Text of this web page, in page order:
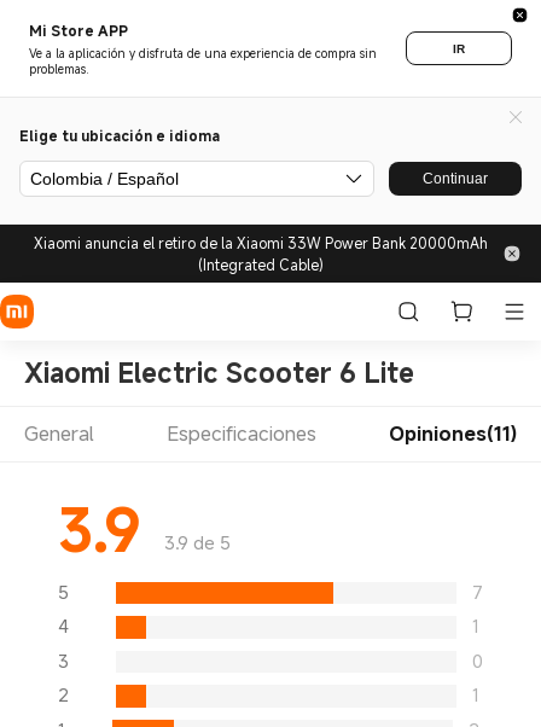
Mi Store APP
Ve a la aplicación y disfruta de una experiencia de compra sin
problemas.
IR
Elige tu ubicación e idioma
Colombia / Español Continuar
Xiaomi anuncia el retiro de la Xiaomi 33W Power Bank 20000mAh
(Integrated Cable)
Xiaomi Electric Scooter 6 Lite
General Especificaciones Opiniones(11)
3.9 3.9 de 5
5
7
4
1
3
0
2
1